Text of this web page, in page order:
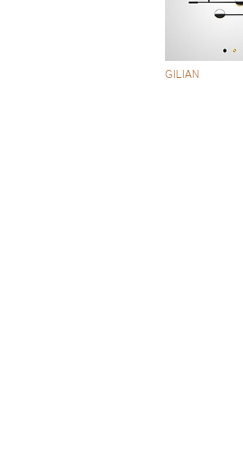
GILIAN